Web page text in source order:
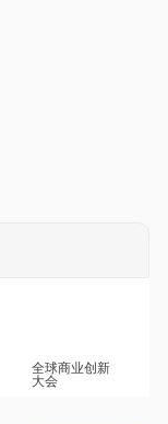
全球商业创新
大会